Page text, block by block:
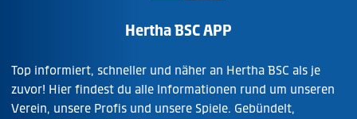
Hertha BSC APP
Top informiert, schneller und näher an Hertha BSC als je
zuvor! Hier findest du alle Informationen rund um unseren
Verein, unsere Profis und unsere Spiele. Gebündelt,